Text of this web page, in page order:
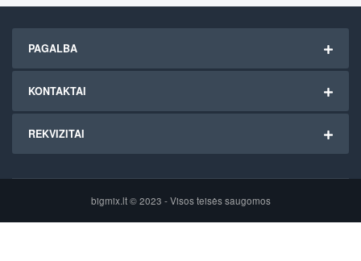
PAGALBA
KONTAKTAI
REKVIZITAI
bigmix.lt © 2023 - Visos teisės saugomos